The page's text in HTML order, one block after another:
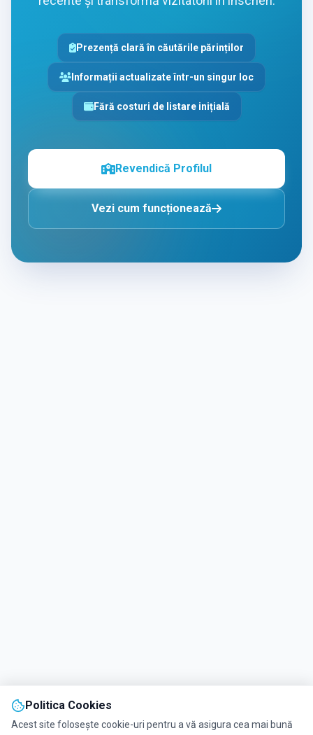
Prezență clară în căutările părinților
Informații actualizate într-un singur loc
Fără costuri de listare inițială
Revendică Profilul
Vezi cum funcționează
Politica Cookies
Acest site folosește cookie-uri pentru a vă asigura cea mai bună